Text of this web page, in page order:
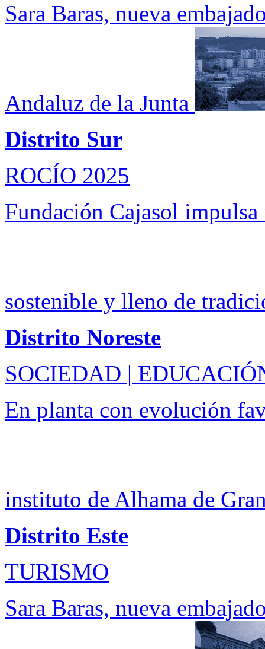
Sara Baras, nueva
Andaluz de la Junta
Distrito Sur
ROCÍO 2025
Fundación Cajasol
sostenible y lleno de
Distrito Noreste
SOCIEDAD |
En planta con evolución
instituto de Alhama de
Distrito Este
TURISMO
Sara Baras, nueva